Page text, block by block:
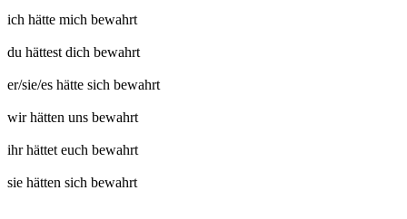
ich hätte mich bewahrt
du hättest dich bewahrt
er/sie/es hätte sich bewahrt
wir hätten uns bewahrt
ihr hättet euch bewahrt
sie hätten sich bewahrt